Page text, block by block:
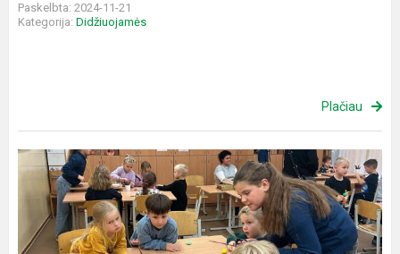
Paskelbta: 2024-11-21
Kategorija: Didžiuojamės
Plačiau
Dembavos
lopšelis/darželis
„Smalsutis“
„matuojasi“
mokyklą